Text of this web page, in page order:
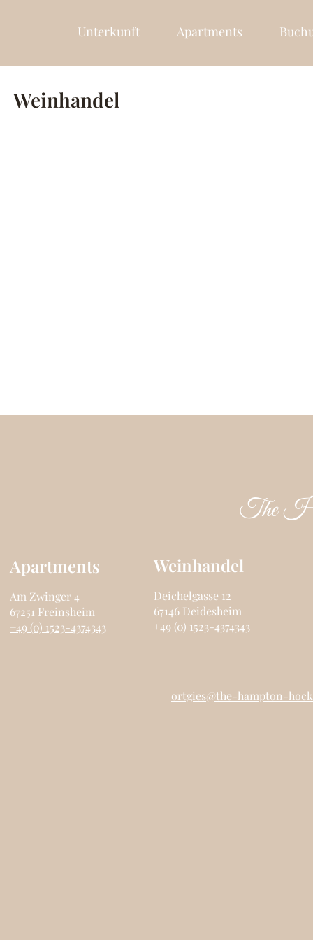
Unterkunft Apartments
Weinhandel
The
Apartments
Am Zwinger 4
67251 Freinsheim
+49 (0) 1523-4374343
Weinhandel
Deichelgasse 12
67146 Deidesheim
+49 (0) 1523-4374343
ortgies@the-hampton-